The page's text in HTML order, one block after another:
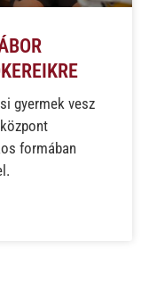
gyermek vesz
formában